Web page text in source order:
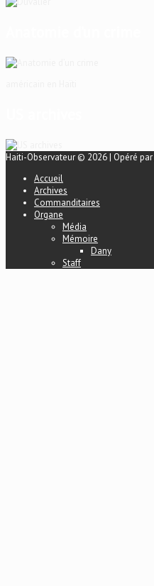
Haiti-Observateur © 2026 | Opéré par
Accueil
Archives
Commanditaires
Organe
Média
Mémoire
Dany
Staff